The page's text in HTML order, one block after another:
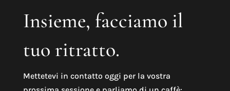
Insieme, facciamo il
tuo ritratto.
Mettetevi in contatto oggi per la vostra